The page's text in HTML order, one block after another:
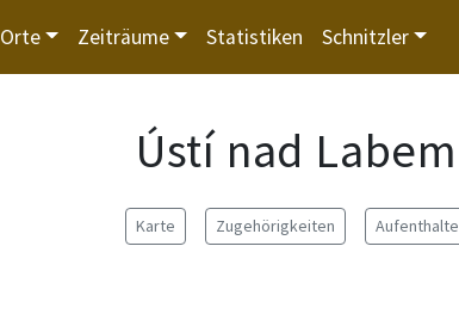
Orte Zeiträume Statistiken Schnitzler
Ústí nad Labem
Karte Zugehörigkeiten Aufenthalte